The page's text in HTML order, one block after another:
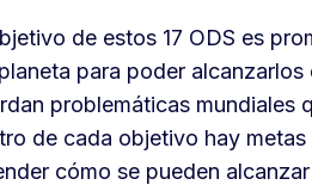
de estos 17 ODS es
para poder
problemáticas mundiales
de cada objetivo hay
cómo se pueden